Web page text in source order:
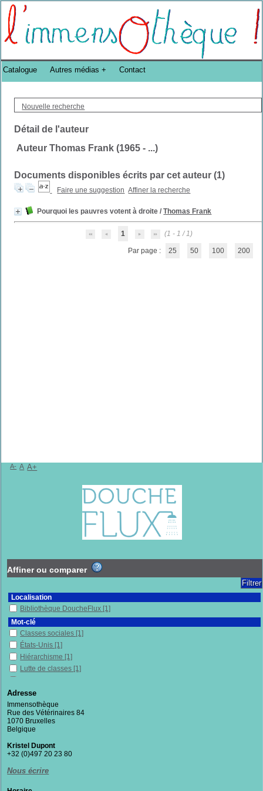
Bibliothèque DoucheFLUX Bibliotheek -->
Nouvelle recherche
Détail de l'auteur
Auteur Thomas Frank (1965 - ...)
Documents disponibles écrits par cet auteur (1)
Faire une suggestion Affiner la recherche
Pourquoi les pauvres votent à droite /Thomas Frank
1 (1 - 1 / 1)
Par page : 25 50 100 200
Catalogue Autres médias Contact
A- A A+
Affiner ou comparer
Localisation
Bibliothèque DoucheFlux [1]
Mot-clé
Classes sociales [1]
États-Unis [1]
Hiérarchisme [1]
Lutte de classes [1]
Politique économique
Populisme[1]
Section
Documentaires
Adresse
Immensothèque
Rue des Vétérinaires 84
1070 Bruxelles
Belgique
Kristel Dupont
+32 (0)497 20 23 80
Nous écrire